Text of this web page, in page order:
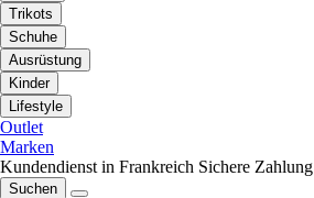
Trikots
Schuhe
Ausrüstung
Kinder
Lifestyle
Outlet
Marken
Kundendienst in Frankreich Sichere Zahlung
Suchen